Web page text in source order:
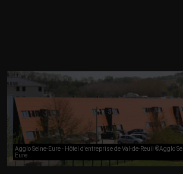
Agglo Seine-Eure - Hôtel d'entreprise de Val-de-Reuil ©Agglo
Eure